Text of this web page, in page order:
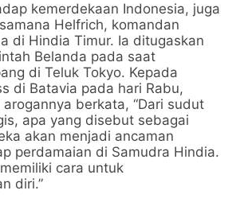
kemerdekaan Indonesia, juga
Helfrich, komandan
di Hindia Timur. Ia ditugaskan
Belanda pada saat
di Teluk Tokyo. Kepada
di Batavia pada hari Rabu,
berkata, “Dari sudut
apa yang disebut sebagai
akan menjadi ancaman
perdamaian di Samudra Hindia.
cara untuk
diri.”